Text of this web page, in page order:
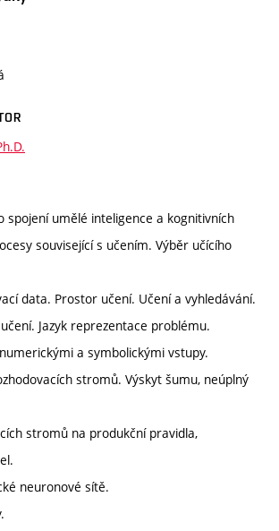
spojení umělé inteligence a kognitivních
související s učením. Výběr učícího
data. Prostor učení. Učení a vyhledávání.
Jazyk reprezentace problému.
a symbolickými vstupy.
stromů. Výskyt šumu, neúplný
stromů na produkční pravidla,
neuronové sítě.